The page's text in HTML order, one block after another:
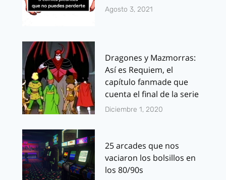
Agosto 3, 2021
Dragones y Mazmorras:
Así es Requiem, el
capítulo fanmade que
cuenta el final de la serie
Diciembre 1, 2020
25 arcades que nos
vaciaron los bolsillos en
los 80/90s